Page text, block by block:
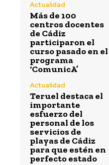
Actualidad
Más de 100
centros docentes
de Cádiz
participaron el
curso pasado en el
programa
‘ComunicA’
Actualidad
Teruel destaca el
importante
esfuerzo del
personal de los
servicios de
playas de Cádiz
para que estén en
perfecto estado